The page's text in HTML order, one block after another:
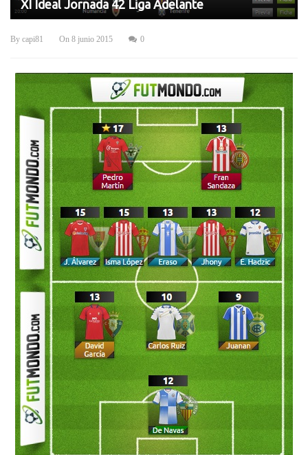
XI Ideal Jornada 42 Liga Adelante
By capi81 On 8 junio 2015 0